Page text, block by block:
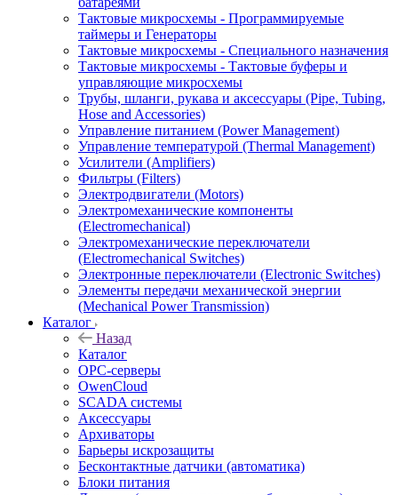
Тактовые микросхемы - Программируемые
таймеры и Генераторы
Тактовые микросхемы - Специального назначения
Тактовые микросхемы - Тактовые буферы и
управляющие микросхемы
Трубы, шланги, рукава и аксессуары (Pipe, Tubing,
Hose and Accessories)
Управление питанием (Power Management)
Управление температурой (Thermal Management)
Усилители (Amplifiers)
Фильтры (Filters)
Электродвигатели (Motors)
Электромеханические компоненты
(Electromechanical)
Электромеханические переключатели
(Electromechanical Switches)
Электронные переключатели (Electronic Switches)
Элементы передачи механической энергии
(Mechanical Power Transmission)
Каталог
Назад
Каталог
OPC-серверы
OwenCloud
SCADA системы
Аксессуары
Архиваторы
Барьеры искрозащиты
Бесконтактные датчики (автоматика)
Блоки питания